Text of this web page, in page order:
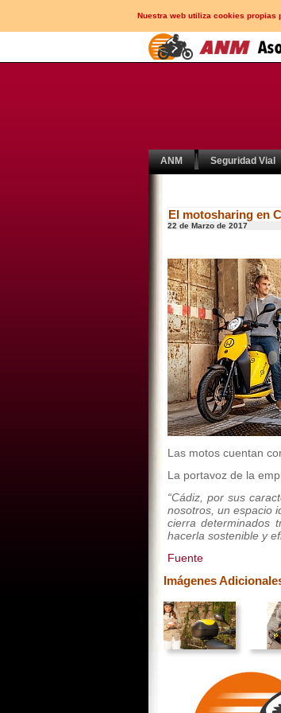
Nuestra web utiliza cookies propias
ANM Seguridad Vial
El motosharing en
22 de Marzo de 2017
Las motos cuentan
La portavoz de la
“Cádiz, por sus
nosotros, un espacio
cierra determinados
hacerla sostenible y
Fuente
Imágenes